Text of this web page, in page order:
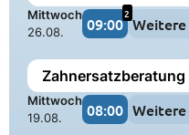
Mittwoch
26.08.
09:00
2
Weitere
Zahnersatzberatung
Mittwoch
19.08.
08:00 Weitere